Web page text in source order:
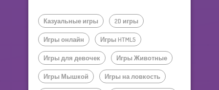
Казуальные игры 2D игры
Игры онлайн Игры HTML5
Игры для девочек Игры Животные
Игры Мышкой Игры на ловкость